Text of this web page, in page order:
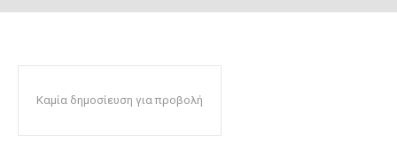
Καμία δημοσίευση για προβολή